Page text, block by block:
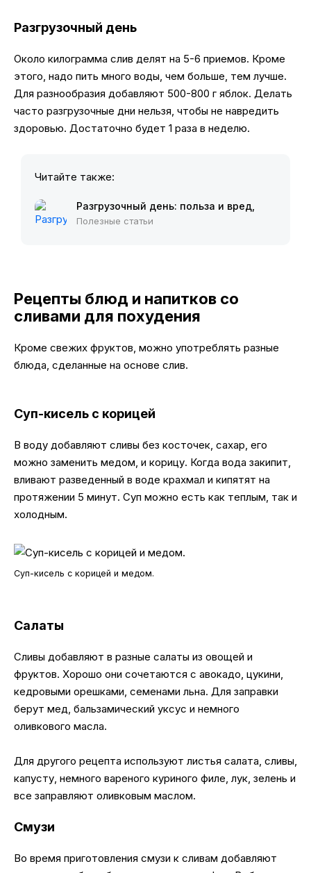
Разгрузочный день
Около килограмма слив делят на 5-6 приемов. Кроме
этого, надо пить много воды, чем больше, тем лучше.
Для разнообразия добавляют 500-800 г яблок. Делать
часто разгрузочные дни нельзя, чтобы не навредить
здоровью. Достаточно будет 1 раза в неделю.
Читайте также:
Разгрузочный день: польза и вред,
схема, как выйти, эффективные
Полезные статьи
Рецепты блюд и напитков со
сливами для похудения
Кроме свежих фруктов, можно употреблять разные
блюда, сделанные на основе слив.
Суп-кисель с корицей
В воду добавляют сливы без косточек, сахар, его
можно заменить медом, и корицу. Когда вода закипит,
вливают разведенный в воде крахмал и кипятят на
протяжении 5 минут. Суп можно есть как теплым, так и
холодным.
Суп-кисель с корицей и медом.
Салаты
Сливы добавляют в разные салаты из овощей и
фруктов. Хорошо они сочетаются с авокадо, цукини,
кедровыми орешками, семенами льна. Для заправки
берут мед, бальзамический уксус и немного
оливкового масла.
Для другого рецепта используют листья салата, сливы,
капусту, немного вареного куриного филе, лук, зелень и
все заправляют оливковым маслом.
Смузи
Во время приготовления смузи к сливам добавляют